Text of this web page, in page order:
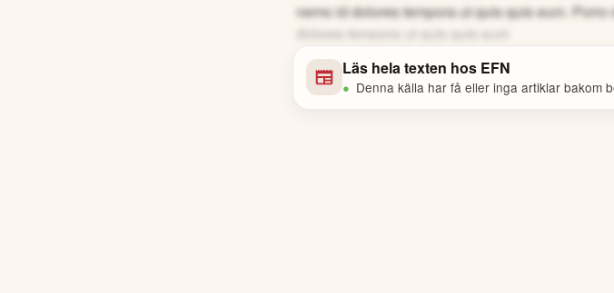
nemo id dolores tempora ut quis quis eum. Porro
dolores tempora ut quis quis eum
Läs hela texten hos EFN
• Denna källa har få eller inga artiklar bakom